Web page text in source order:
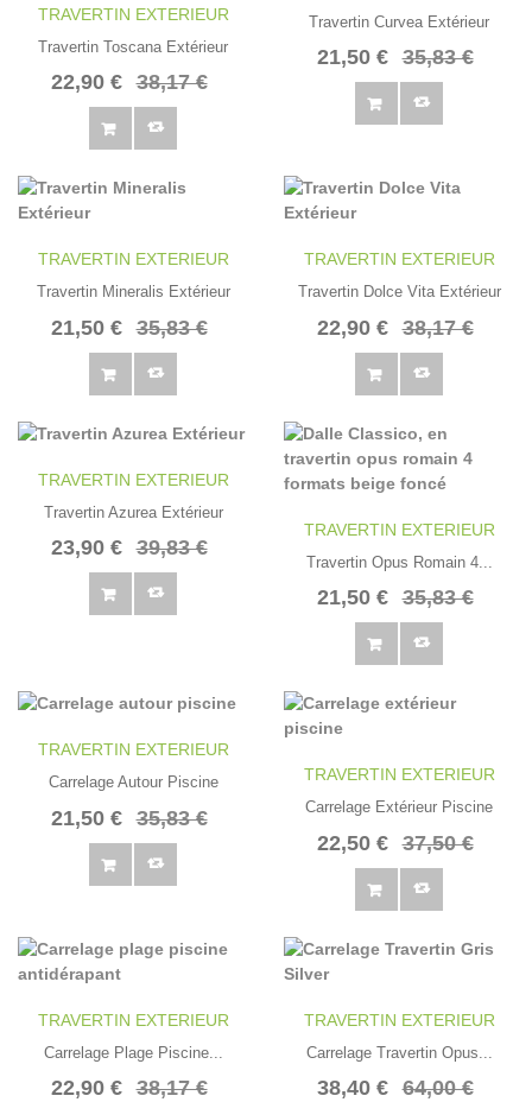
TRAVERTIN EXTERIEUR
Travertin Toscana Extérieur
22,90 € 38,17 €
Travertin Curvea Extérieur
21,50 € 35,83 €
TRAVERTIN EXTERIEUR
Travertin Mineralis Extérieur
21,50 € 35,83 €
TRAVERTIN EXTERIEUR
Travertin Dolce Vita Extérieur
22,90 € 38,17 €
TRAVERTIN EXTERIEUR
Travertin Azurea Extérieur
23,90 € 39,83 €
TRAVERTIN EXTERIEUR
Travertin Opus Romain 4...
21,50 € 35,83 €
TRAVERTIN EXTERIEUR
Carrelage Autour Piscine
21,50 € 35,83 €
TRAVERTIN EXTERIEUR
Carrelage Extérieur Piscine
22,50 € 37,50 €
TRAVERTIN EXTERIEUR
Carrelage Plage Piscine...
22,90 € 38,17 €
TRAVERTIN EXTERIEUR
Carrelage Travertin Opus...
38,40 € 64,00 €